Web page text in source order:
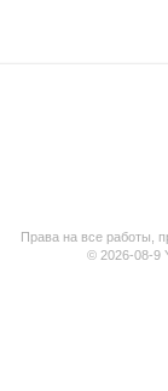
Права на все работы,
© 2026-08-9